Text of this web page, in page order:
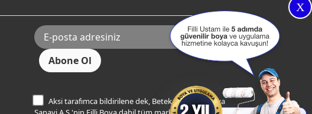
X
Aksi tarafımca bildirilene dek, Betek Boya ve Kimya